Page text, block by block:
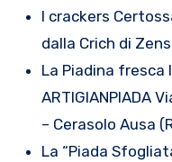
I crackers
dalla Crich di
La Piadina
ARTIGIANPIADA
– Cerasolo Ausa
La “Piada